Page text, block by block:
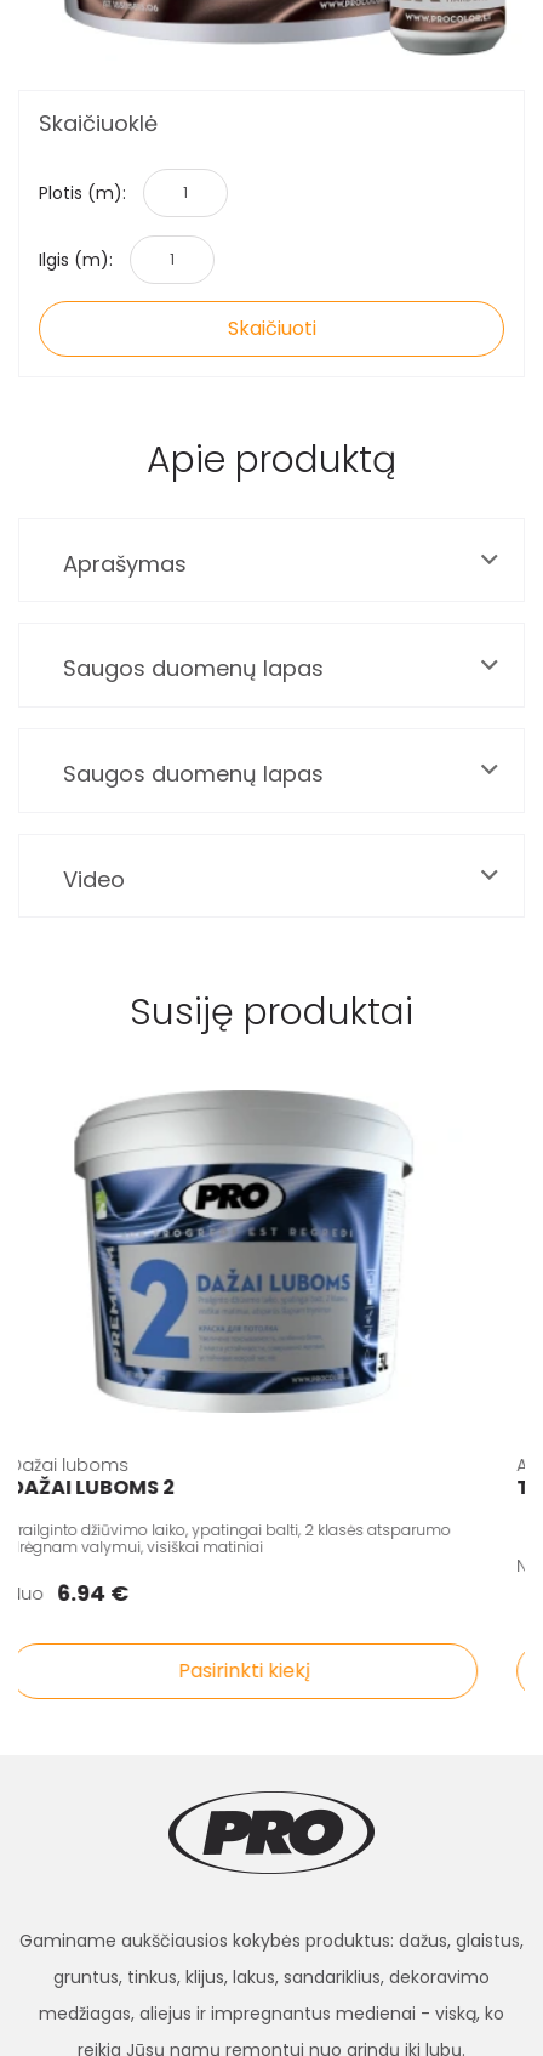
Skaičiuoklė
Plotis (m):
Ilgis (m):
Skaičiuoti
Apie produktą
Aprašymas
Saugos duomenų lapas
Saugos duomenų lapas
Video
Susiję produktai
Dažai luboms
DAŽAI LUBOMS 2
Prailginto džiūvimo laiko, ypatingai balti, 2 klasės atsparumo
drėgnam valymui, visiškai matiniai
Nuo 6.94 €
Pasirinkti kiekį
Gaminame aukščiausios kokybės produktus: dažus, glaistus,
gruntus, tinkus, klijus, lakus, sandariklius, dekoravimo
medžiagas, aliejus ir impregnantus medienai - viską, ko
reikia Jūsų namų remontui nuo grindų iki lubų.